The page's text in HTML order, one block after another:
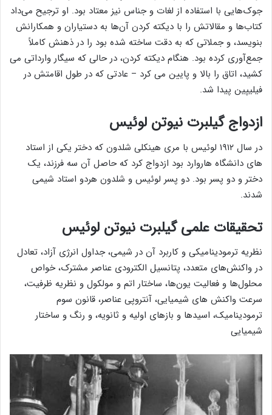
جوک‌هایی با استفاده از لغات و جناس نیز معتاد بود. او ترجیح می‌داد
کتاب‌ها و مقالاتش را با دیکته کردن آن‌ها به دستیاران و همکارانش
بنویسد، و جملاتی که به دقت ساخته شده بود را در ذهنش کاملاً
جمع‌آوری کرده بود. هنگام دیکته کردن، در حالی که سیگار وارداتی می
کشید، اتاق را بالا و پایین می کرد – عادتی که در طول اقامتش در
فیلیپین پیدا شد.
ازدواج گیلبرت نیوتن لوئیس
در سال ۱۹۱۲ لوئیس با مری هینکلی شلدون که دختر یکی از استاد
های دانشگاه هاروارد بود ازدواج کرد که حاصل آن سه فرزند، یک
دختر و دو پسر بود. دو پسر لوئیس و شلدون هردو استاد شیمی
شدند.
تحقیقات علمی گیلبرت نیوتن لوئیس
نظریه ترمودینامیکی و کاربرد آن در شیمی، جداول انرژی آزاد، تعادل
در واکنش‌های متعدد، پتانسیل الکترودی عناصر مشترک، خواص
محلول‌ها و فعالیت یون‌ها، ساختار اتم و مولکول و نظریه ظرفیت،
سرعت واکنش های شیمیایی، آنتروپی عناصر، قانون سوم
ترمودینامیک، اسیدها و بازهای اولیه و ثانویه، و رنگ و ساختار
شیمیایی